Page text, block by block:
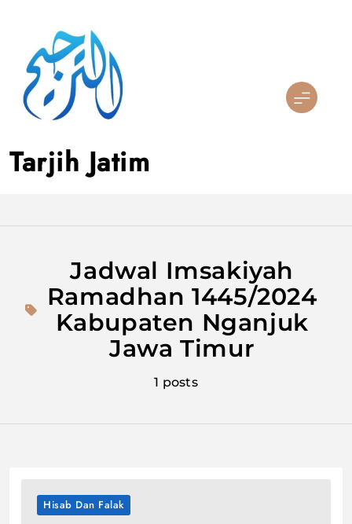
content
Tarjih Jatim
Jadwal Imsakiyah
Ramadhan 1445/2024
Kabupaten Nganjuk
Jawa Timur
1 posts
Hisab Dan Falak